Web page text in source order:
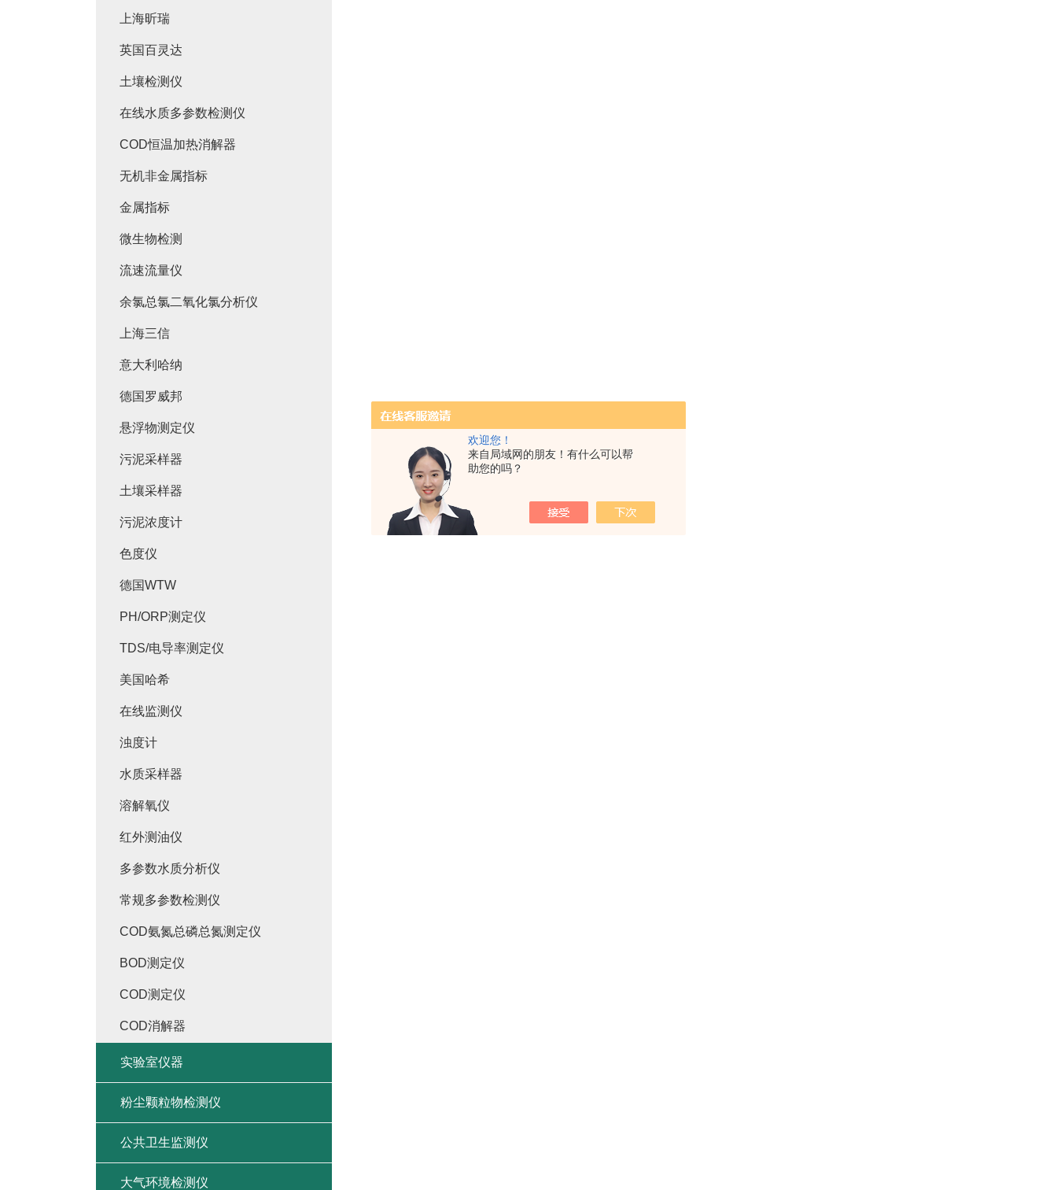
欢迎您！
来自局域网的朋友！有什么可以帮
助您的吗？
上海昕瑞
英国百灵达
土壤检测仪
在线水质多参数检测仪
COD恒温加热消解器
无机非金属指标
金属指标
微生物检测
流速流量仪
余氯总氯二氧化氯分析仪
上海三信
意大利哈纳
德国罗威邦
悬浮物测定仪
污泥采样器
土壤采样器
污泥浓度计
色度仪
德国WTW
PH/ORP测定仪
TDS/电导率测定仪
美国哈希
在线监测仪
浊度计
水质采样器
溶解氧仪
红外测油仪
多参数水质分析仪
常规多参数检测仪
COD氨氮总磷总氮测定仪
BOD测定仪
COD测定仪
COD消解器
实验室仪器
粉尘颗粒物检测仪
公共卫生监测仪
大气环境检测仪